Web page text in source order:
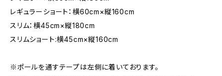
レギュラーショート：横60cm×縦160cm
スリム：横45cm×縦180cm
スリムショート:横45cm×縦160cm
※ポールを通すテープは左側に着いております。